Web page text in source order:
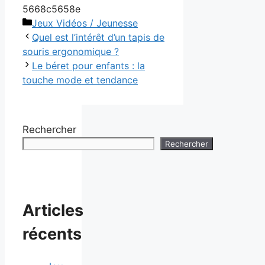
5668c5658e
Catégories
Jeux Vidéos / Jeunesse
Quel est l’intérêt d’un tapis de
souris ergonomique ?
Le béret pour enfants : la
touche mode et tendance
Rechercher
Rechercher
Articles
récents